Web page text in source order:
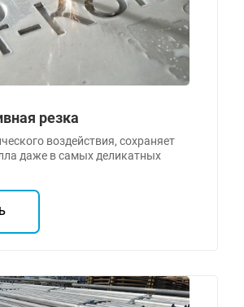
резка
воздействия, сохраняет
даже в самых деликатных